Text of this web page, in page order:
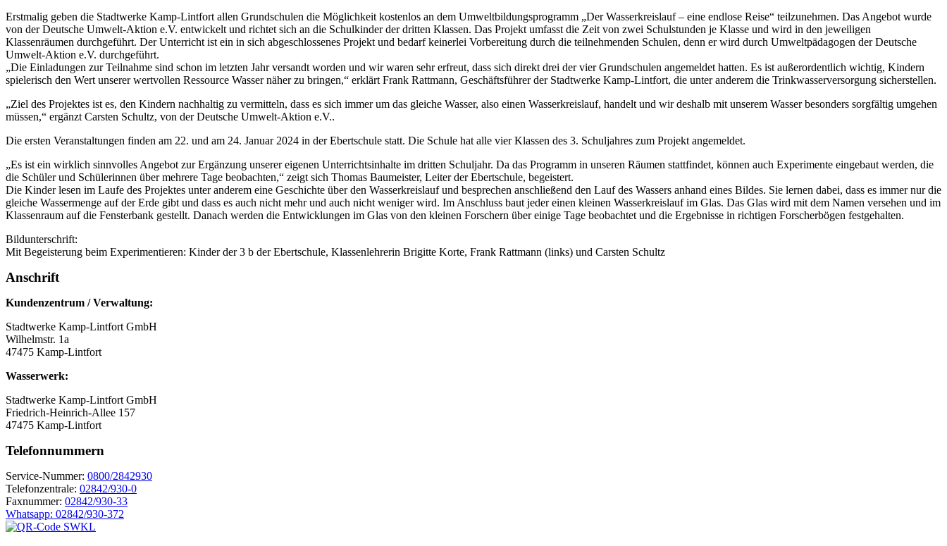
Erstmalig geben die Stadtwerke Kamp-Lintfort allen Grundschulen die Möglichkeit kostenlos an dem Umweltbildungsprogramm „Der Wasserkreislauf – eine endlose Reise“ teilzunehmen. Das Angebot wurde
von der Deutsche Umwelt-Aktion e.V. entwickelt und richtet sich an die Schulkinder der dritten Klassen. Das Projekt umfasst die Zeit von zwei Schulstunden je Klasse und wird in den jeweiligen
Klassenräumen durchgeführt. Der Unterricht ist ein in sich abgeschlossenes Projekt und bedarf keinerlei Vorbereitung durch die teilnehmenden Schulen, denn er wird durch Umweltpädagogen der Deutsche
Umwelt-Aktion e.V. durchgeführt.
„Die Einladungen zur Teilnahme sind schon im letzten Jahr versandt worden und wir waren sehr erfreut, dass sich direkt drei der vier Grundschulen angemeldet hatten. Es ist außerordentlich wichtig, Kindern
spielerisch den Wert unserer wertvollen Ressource Wasser näher zu bringen,“ erklärt Frank Rattmann, Geschäftsführer der Stadtwerke Kamp-Lintfort, die unter anderem die Trinkwasserversorgung sicherstellen.
„Ziel des Projektes ist es, den Kindern nachhaltig zu vermitteln, dass es sich immer um das gleiche Wasser, also einen Wasserkreislauf, handelt und wir deshalb mit unserem Wasser besonders sorgfältig umgehen
müssen,“ ergänzt Carsten Schultz, von der Deutsche Umwelt-Aktion e.V..
Die ersten Veranstaltungen finden am 22. und am 24. Januar 2024 in der Ebertschule statt. Die Schule hat alle vier Klassen des 3. Schuljahres zum Projekt angemeldet.
„Es ist ein wirklich sinnvolles Angebot zur Ergänzung unserer eigenen Unterrichtsinhalte im dritten Schuljahr. Da das Programm in unseren Räumen stattfindet, können auch Experimente eingebaut werden, die
die Schüler und Schülerinnen über mehrere Tage beobachten,“ zeigt sich Thomas Baumeister, Leiter der Ebertschule, begeistert.
Die Kinder lesen im Laufe des Projektes unter anderem eine Geschichte über den Wasserkreislauf und besprechen anschließend den Lauf des Wassers anhand eines Bildes. Sie lernen dabei, dass es immer nur die
gleiche Wassermenge auf der Erde gibt und dass es auch nicht mehr und auch nicht weniger wird. Im Anschluss baut jeder einen kleinen Wasserkreislauf im Glas. Das Glas wird mit dem Namen versehen und im
Klassenraum auf die Fensterbank gestellt. Danach werden die Entwicklungen im Glas von den kleinen Forschern über einige Tage beobachtet und die Ergebnisse in richtigen Forscherbögen festgehalten.
Bildunterschrift:
Mit Begeisterung beim Experimentieren: Kinder der 3 b der Ebertschule, Klassenlehrerin Brigitte Korte, Frank Rattmann (links) und Carsten Schultz
Anschrift
Kundenzentrum / Verwaltung:
Stadtwerke Kamp-Lintfort GmbH
Wilhelmstr. 1a
47475 Kamp-Lintfort
Wasserwerk:
Stadtwerke Kamp-Lintfort GmbH
Friedrich-Heinrich-Allee 157
47475 Kamp-Lintfort
Telefonnummern
Service-Nummer: 0800/2842930
Telefonzentrale: 02842/930-0
Faxnummer: 02842/930-33
Whatsapp: 02842/930-372